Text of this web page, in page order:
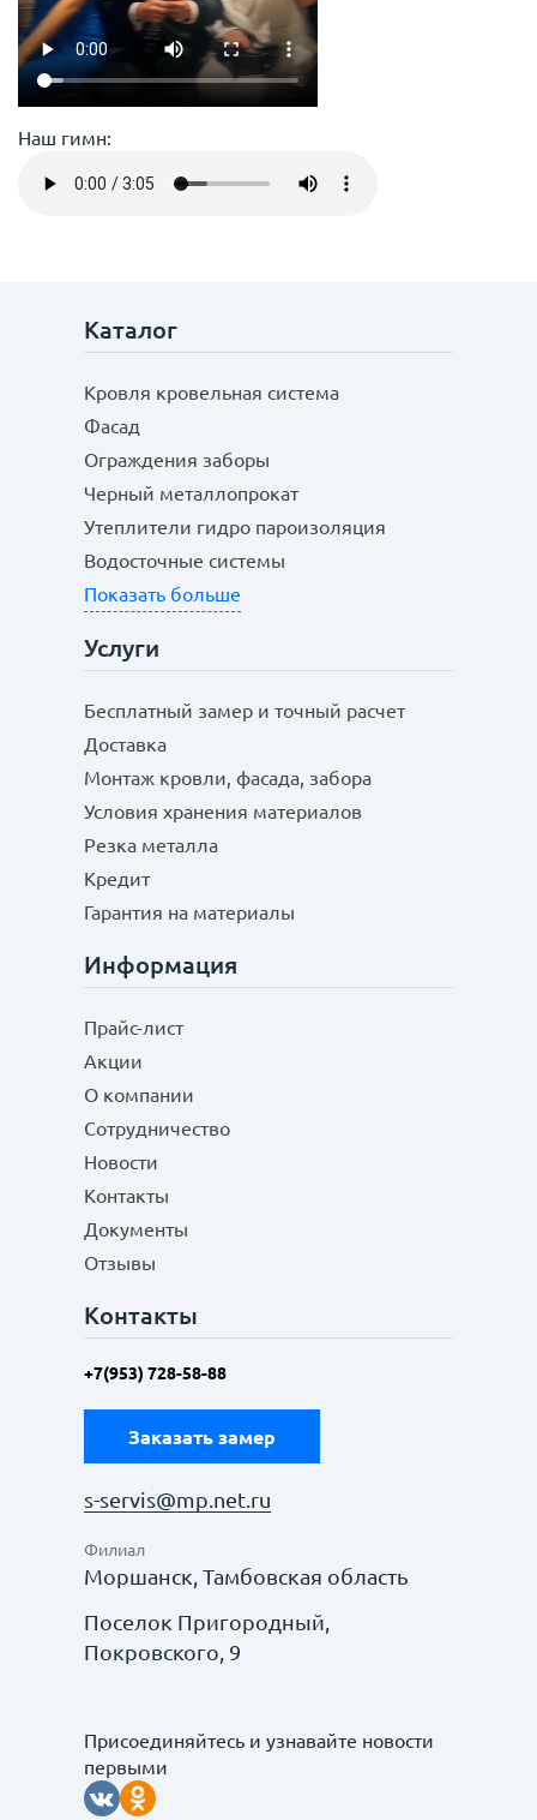
Наш гимн:
Каталог
Кровля кровельная система
Фасад
Ограждения заборы
Черный металлопрокат
Утеплители гидро пароизоляция
Водосточные системы
Показать больше
Услуги
Бесплатный замер и точный расчет
Доставка
Монтаж кровли, фасада, забора
Условия хранения материалов
Резка металла
Кредит
Гарантия на материалы
Информация
Прайс-лист
Акции
О компании
Сотрудничество
Новости
Контакты
Документы
Отзывы
Контакты
+7(953) 728-58-88
Заказать замер
s-servis@mp.net.ru
Филиал
Моршанск, Тамбовская область
Поселок Пригородный,
Покровского, 9
Присоединяйтесь и узнавайте новости
первыми